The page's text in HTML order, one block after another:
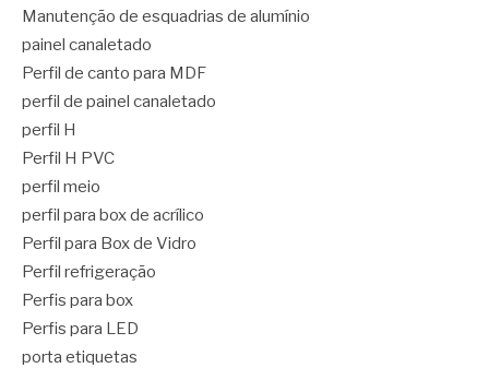
Manutenção de esquadrias de alumínio
painel canaletado
Perfil de canto para MDF
perfil de painel canaletado
perfil H
Perfil H PVC
perfil meio
perfil para box de acrílico
Perfil para Box de Vidro
Perfil refrigeração
Perfis para box
Perfis para LED
porta etiquetas